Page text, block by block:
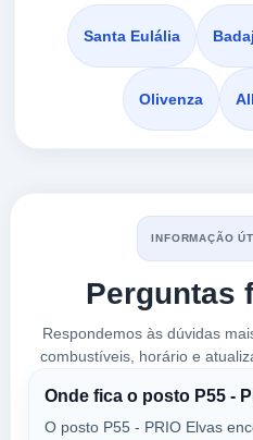
a 14.85 Km
Carretera N-v (madrid-lisboa)
BADAJOZ,
a 16.03 Km
Autovia Madrid Lisboa Km. 0
BADAJOZ,
7350-123
Santa Eulália
Olivenza
INFORMAÇÃO
Perguntas
Respondemos às dúvidas
combustíveis, horário e
Onde fica o posto P55 -
O posto P55 - PRIO Elvas